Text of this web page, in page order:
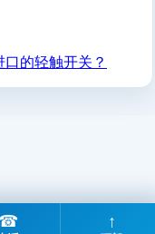
的轻触开关？
☎ ↑